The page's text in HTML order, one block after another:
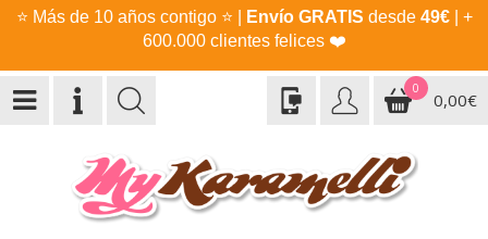
⭐ Más de 10 años contigo ⭐ Envío GRATIS desde 49€| +
600.000 clientes felices ❤️
0
0,00€